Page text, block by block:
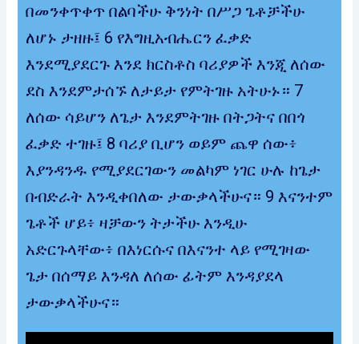
በመንቀጥቀጥ በልባችሁ ቅንነት በሥጋ ጌቶቻችሁ
ለሆኑ ታዘዙ፤ 6 የእግዚአብሔርን ፈቃድ
እንደሚያደርጉ እንደ ክርስቶስ ባሪያዎች እንጂ ለሰው
ደስ እንደምታሰኙ ለታይታ የምትገዙ አትሁኑ። 7
ለሰው ሳይሆን ለጌታ እንደምትገዙ በትጋትና በበጎ
ፈቃድ ተገዙ፤ 8 ባሪያ ቢሆን ወይም ጨዋ ሰው፥
እያንዳንዱ የሚያደርገውን መልካም ነገር ሁሉ ከጌታ
በብድራት እንዲቀበለው ታውቃላችሁና። 9 እናንተም
ጌቶች ሆይ፥ ዛቻውን ትታችሁ እንዲሁ
አድርጉላቸው፥ በእነርሱና በእናንተ ላይ የሚገዛው
ጌታ በሰማይ እንዳለ ለሰው ፊትም እንዳያደላ
ታውቃላችሁና።